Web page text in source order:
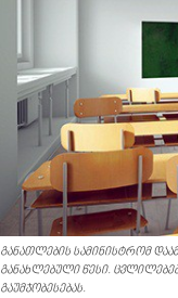
განათლების სამინისტრომ
განახლებული წესი.
გაუმჯობესებას.